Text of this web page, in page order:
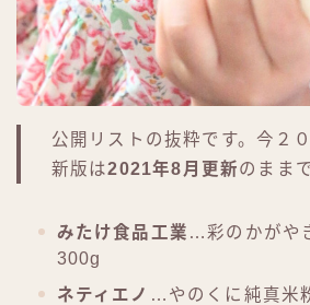
公開リストの抜粋です。今２
新版は2021年8月更新のまま
みたけ食品工業 …彩のかがや
300g
ネティエノ …やのくに純真米